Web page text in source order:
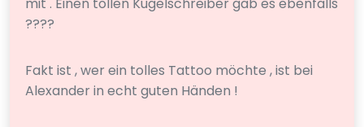
mit . Einen tollen Kugelschreiber gab es ebenfalls
????
Fakt ist , wer ein tolles Tattoo möchte , ist bei
Alexander in echt guten Händen !